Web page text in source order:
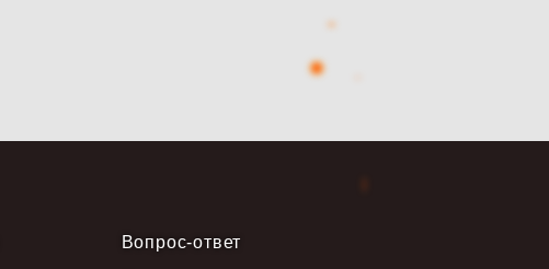
Вопрос-ответ